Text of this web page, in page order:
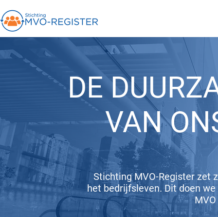
DE
VAN
Stichting MVO-Register zet
het bedrijfsleven. Dit doen